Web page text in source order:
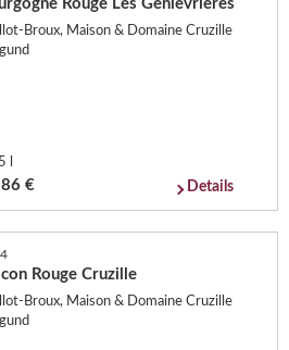
Rouge Les Genievrieres
Broux, Maison & Domaine Cruzille
l
€ Details
Rouge Cruzille
Broux, Maison & Domaine Cruzille